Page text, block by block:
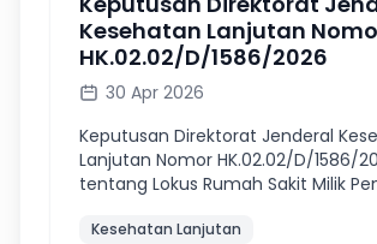
Kesehatan Lanjutan
HK.02.02/D/1586/2026
30 Apr 2026
Keputusan Direktorat Jenderal
Lanjutan Nomor HK.02.02/D/1586/
tentang Lokus Rumah Sakit Milik
Dalam Bentuk Sarana, Prasarana,
Kesehatan Lanjutan